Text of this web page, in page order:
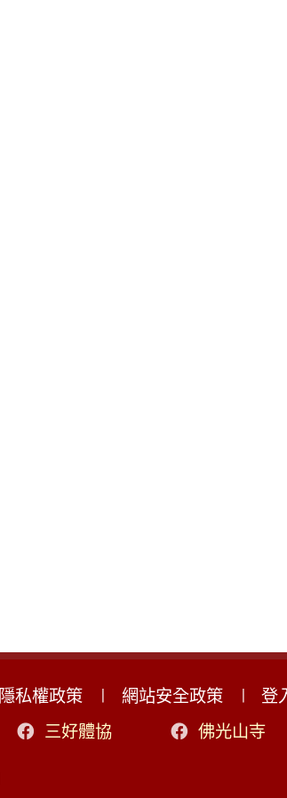
隱私權政策 網站安全政策
登
三好體協 佛光山寺